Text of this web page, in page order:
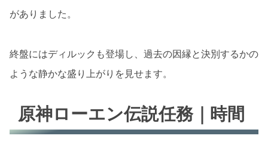
がありました。
終盤にはディルックも登場し、過去の因縁と決別するかの
ような静かな盛り上がりを見せます。
原神ローエン伝説任務｜時間